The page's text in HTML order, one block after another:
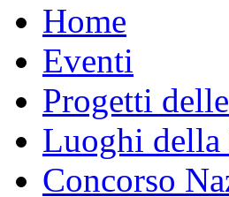
Home
Eventi
Progetti
Luoghi della
Concorso